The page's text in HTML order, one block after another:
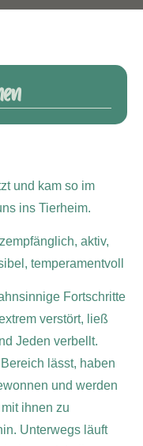
und kam so im
ins Tierheim.
aktiv,
temperamentvoll
Fortschritte
verstört, ließ
Jeden verbellt.
lässt, haben
und werden
ihnen zu
Unterwegs läuft